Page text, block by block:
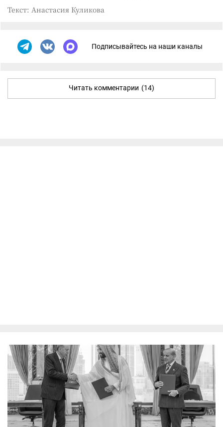
Текст: Анастасия Куликова
Подписывайтесь на наши каналы
Читать комментарии (14)